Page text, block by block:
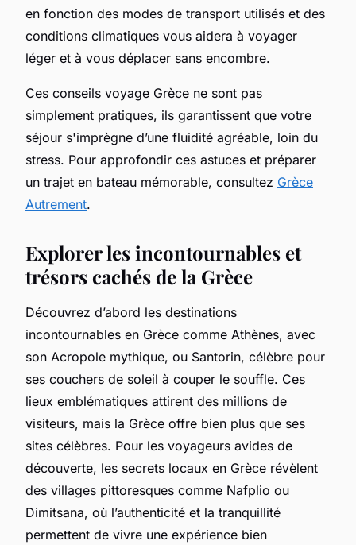
en fonction des modes de transport utilisés et des
conditions climatiques vous aidera à voyager
léger et à vous déplacer sans encombre.
Ces conseils voyage Grèce ne sont pas
simplement pratiques, ils garantissent que votre
séjour s'imprègne d’une fluidité agréable, loin du
stress. Pour approfondir ces astuces et préparer
un trajet en bateau mémorable, consultez Grèce
Autrement.
Explorer les incontournables et
trésors cachés de la Grèce
Découvrez d’abord les destinations
incontournables en Grèce comme Athènes, avec
son Acropole mythique, ou Santorin, célèbre pour
ses couchers de soleil à couper le souffle. Ces
lieux emblématiques attirent des millions de
visiteurs, mais la Grèce offre bien plus que ses
sites célèbres. Pour les voyageurs avides de
découverte, les secrets locaux en Grèce révèlent
des villages pittoresques comme Nafplio ou
Dimitsana, où l’authenticité et la tranquillité
permettent de vivre une expérience bien